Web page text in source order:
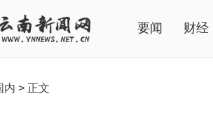
要闻 财经
内 > 正文